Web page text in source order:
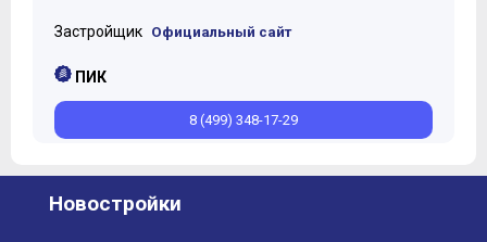
Застройщик Официальный сайт
ПИК
8 (499) 348-17-29
Новостройки